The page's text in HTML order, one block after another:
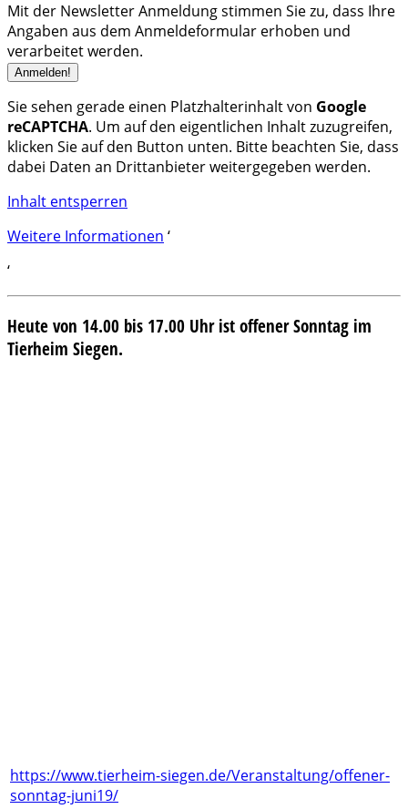
Mit der Newsletter Anmeldung stimmen Sie zu, dass Ihre
Angaben aus dem Anmeldeformular erhoben und
verarbeitet werden.
Sie sehen gerade einen Platzhalterinhalt von Google
reCAPTCHA. Um auf den eigentlichen Inhalt zuzugreifen,
klicken Sie auf den Button unten. Bitte beachten Sie, dass
dabei Daten an Drittanbieter weitergegeben werden.
Inhalt entsperren
Weitere Informationen ‘
‘
Heute von 14.00 bis 17.00 Uhr ist offener Sonntag im
Tierheim Siegen.
https://www.tierheim-siegen.de/Veranstaltung/offener-
sonntag-juni19/